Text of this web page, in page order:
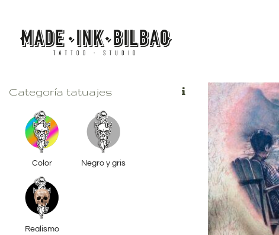
contenido
Categoría tatuajes
Color Negro y gris
Realismo